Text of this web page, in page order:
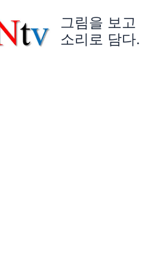
그림을 보고
소리로 담다.